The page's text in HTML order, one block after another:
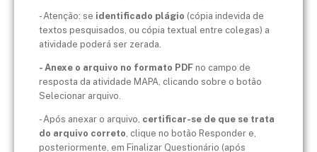
- Atenção: se identificado plágio (cópia indevida de
textos pesquisados, ou cópia textual entre colegas) a
atividade poderá ser zerada.
- Anexe o arquivo no formato PDF no campo de
resposta da atividade MAPA, clicando sobre o botão
Selecionar arquivo.
- Após anexar o arquivo, certificar-se de que se trata
do arquivo correto , clique no botão Responder e,
posteriormente, em Finalizar Questionário (após